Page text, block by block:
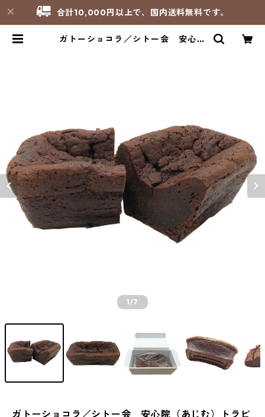
合計10,000円以上で、国内送料無料です。
ガトーショコラ／シトー会 安心院
1/7
ガトーショコラ／シトー会 安心院（あじむ）トラピ